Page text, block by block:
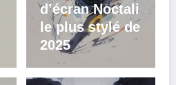
d’écran Noctali
le plus stylé de
2025